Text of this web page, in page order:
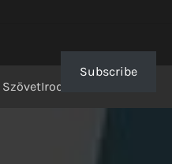
SzövetIrodalom
Subscribe